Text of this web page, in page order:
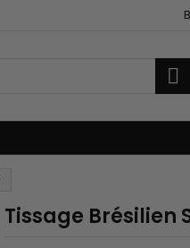
Tissage Brésilien